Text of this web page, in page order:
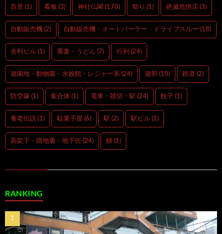
百景 (1) 看板 (3) 神社仏閣 (170) 祭り (1) 絶滅危惧店 (3)
自動販売機 (2) 自動販売機・オートパーラー・ドライブスルー (18)
舎利ビル (1) 蕎麦・うどん (7) 行列 (24)
遊園地・動物園・水族館・レジャー系 (24) 遊郭 (10) 鉄道 (2)
防空壕 (1) 集合体 (1) 電車・踏切・駅 (24) 餃子 (1)
養老伝説 (1) 駄菓子屋 (6) 駅 (2) 駅ビル (1)
高架下・路地裏・地下街 (24) 鰻 (1)
RANKING